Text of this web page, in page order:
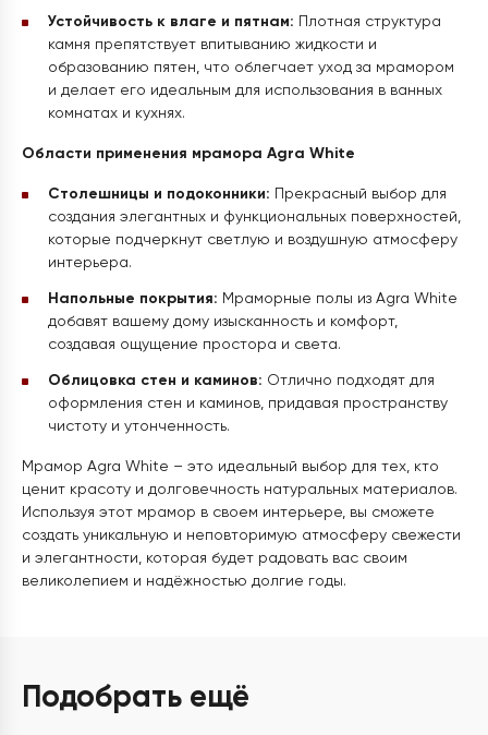
Устойчивость к влаге и пятнам: Плотная структура
камня препятствует впитыванию жидкости и
образованию пятен, что облегчает уход за мрамором
и делает его идеальным для использования в ванных
комнатах и кухнях.
Области применения мрамора Agra White
Столешницы и подоконники: Прекрасный выбор для
создания элегантных и функциональных поверхностей,
которые подчеркнут светлую и воздушную атмосферу
интерьера.
Напольные покрытия: Мраморные полы из Agra White
добавят вашему дому изысканность и комфорт,
создавая ощущение простора и света.
Облицовка стен и каминов: Отлично подходят для
оформления стен и каминов, придавая пространству
чистоту и утонченность.
Мрамор Agra White – это идеальный выбор для тех, кто
ценит красоту и долговечность натуральных материалов.
Используя этот мрамор в своем интерьере, вы сможете
создать уникальную и неповторимую атмосферу свежести
и элегантности, которая будет радовать вас своим
великолепием и надёжностью долгие годы.
Подобрать ещё